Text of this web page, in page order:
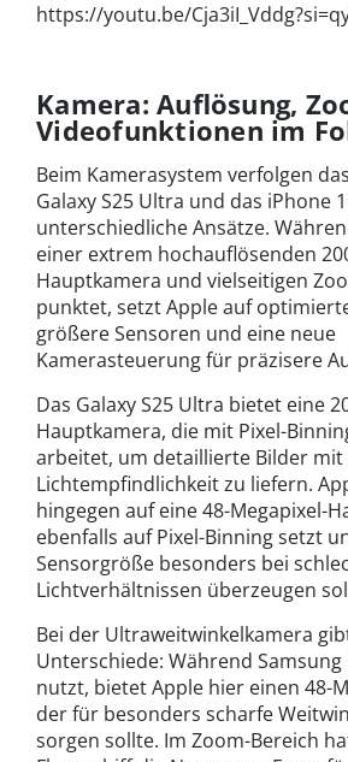
https://youtu.be/
Kamera: Auflösung,
Videofunktionen im
Beim Kamerasystem verfolgen
Galaxy S25 Ultra und das iPhone
unterschiedliche Ansätze.
einer extrem hochauflösenden
Hauptkamera und vielseitigen
punktet, setzt Apple auf
größere Sensoren und eine neue
Kamerasteuerung für präzisere
Das Galaxy S25 Ultra bietet eine
Hauptkamera, die mit Pixel-
arbeitet, um detaillierte Bilder
Lichtempfindlichkeit zu liefern.
hingegen auf eine 48-Megapixel-
ebenfalls auf Pixel-Binning setzt
Sensorgröße besonders bei
Lichtverhältnissen überzeugen
Bei der Ultraweitwinkelkamera
Unterschiede: Während Samsung
nutzt, bietet Apple hier einen 48-
der für besonders scharfe
sorgen sollte. Im Zoom-Bereich